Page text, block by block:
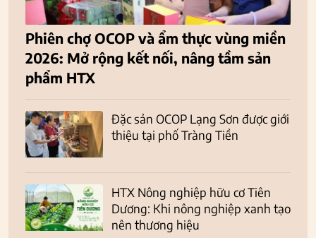
Phiên chợ OCOP và ẩm thực vùng miền
2026: Mở rộng kết nối, nâng tầm sản
phẩm HTX
Đặc sản OCOP Lạng Sơn được giới
thiệu tại phố Tràng Tiền
HTX Nông nghiệp hữu cơ Tiên
Dương: Khi nông nghiệp xanh tạo
nên thương hiệu